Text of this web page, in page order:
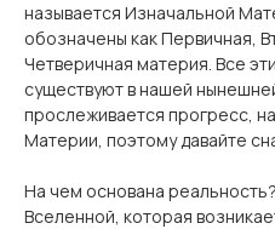
называется Изначальной
обозначены как Первичная,
Четверичная материя. Все
существуют в нашей
прослеживается прогресс,
Материи, поэтому давайте
На чем основана
Вселенной, которая